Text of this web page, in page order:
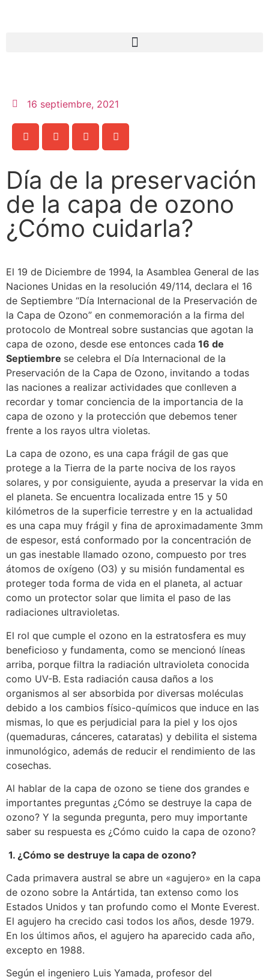
16 septiembre, 2021
Día de la preservación
de la capa de ozono
¿Cómo cuidarla?
El 19 de Diciembre de 1994, la Asamblea General de las
Naciones Unidas en la resolución 49/114, declara el 16
de Septiembre “Día Internacional de la Preservación de
la Capa de Ozono” en conmemoración a la firma del
protocolo de Montreal sobre sustancias que agotan la
capa de ozono, desde ese entonces cada 16 de
Septiembre se celebra el Día Internacional de la
Preservación de la Capa de Ozono, invitando a todas
las naciones a realizar actividades que conlleven a
recordar y tomar conciencia de la importancia de la
capa de ozono y la protección que debemos tener
frente a los rayos ultra violetas.
La capa de ozono, es una capa frágil de gas que
protege a la Tierra de la parte nociva de los rayos
solares, y por consiguiente, ayuda a preservar la vida en
el planeta. Se encuentra localizada entre 15 y 50
kilómetros de la superficie terrestre y en la actualidad
es una capa muy frágil y fina de aproximadamente 3mm
de espesor, está conformado por la concentración de
un gas inestable llamado ozono, compuesto por tres
átomos de oxígeno (O3) y su misión fundamental es
proteger toda forma de vida en el planeta, al actuar
como un protector solar que limita el paso de las
radiaciones ultravioletas.
El rol que cumple el ozono en la estratosfera es muy
beneficioso y fundamenta, como se mencionó líneas
arriba, porque filtra la radiación ultravioleta conocida
como UV-B. Esta radiación causa daños a los
organismos al ser absorbida por diversas moléculas
debido a los cambios físico-químicos que induce en las
mismas, lo que es perjudicial para la piel y los ojos
(quemaduras, cánceres, cataratas) y debilita el sistema
inmunológico, además de reducir el rendimiento de las
cosechas.
Al hablar de la capa de ozono se tiene dos grandes e
importantes preguntas ¿Cómo se destruye la capa de
ozono? Y la segunda pregunta, pero muy importante
saber su respuesta es ¿Cómo cuido la capa de ozono?
1. ¿Cómo se destruye la capa de ozono?
Cada primavera austral se abre un «agujero» en la capa
de ozono sobre la Antártida, tan extenso como los
Estados Unidos y tan profundo como el Monte Everest.
El agujero ha crecido casi todos los años, desde 1979.
En los últimos años, el agujero ha aparecido cada año,
excepto en 1988.
Según el ingeniero Luis Yamada, profesor del